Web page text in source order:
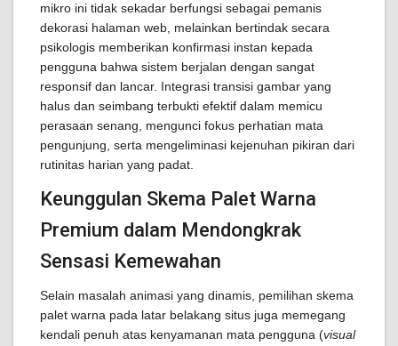
mikro ini tidak sekadar berfungsi sebagai pemanis
dekorasi halaman web, melainkan bertindak secara
psikologis memberikan konfirmasi instan kepada
pengguna bahwa sistem berjalan dengan sangat
responsif dan lancar. Integrasi transisi gambar yang
halus dan seimbang terbukti efektif dalam memicu
perasaan senang, mengunci fokus perhatian mata
pengunjung, serta mengeliminasi kejenuhan pikiran dari
rutinitas harian yang padat.
Keunggulan Skema Palet Warna
Premium dalam Mendongkrak
Sensasi Kemewahan
Selain masalah animasi yang dinamis, pemilihan skema
palet warna pada latar belakang situs juga memegang
kendali penuh atas kenyamanan mata pengguna (visual